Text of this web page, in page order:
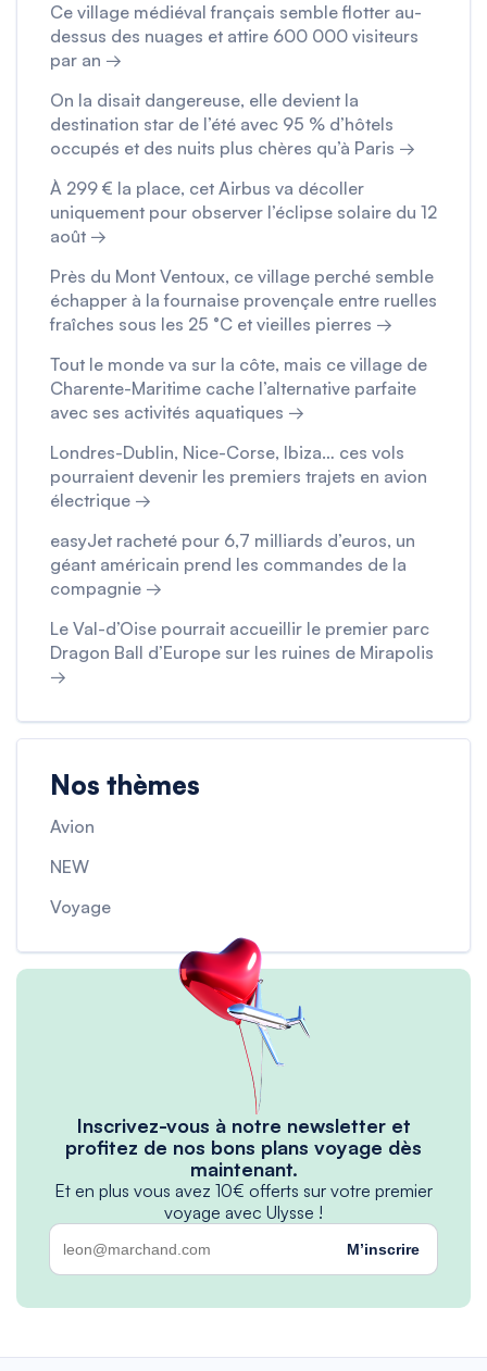
Ce village médiéval français semble flotter au-
dessus des nuages et attire 600 000 visiteurs
par an →
On la disait dangereuse, elle devient la
destination star de l’été avec 95 % d’hôtels
occupés et des nuits plus chères qu’à Paris →
À 299 € la place, cet Airbus va décoller
uniquement pour observer l’éclipse solaire du 12
août →
Près du Mont Ventoux, ce village perché semble
échapper à la fournaise provençale entre ruelles
fraîches sous les 25 °C et vieilles pierres →
Tout le monde va sur la côte, mais ce village de
Charente-Maritime cache l’alternative parfaite
avec ses activités aquatiques →
Londres-Dublin, Nice-Corse, Ibiza… ces vols
pourraient devenir les premiers trajets en avion
électrique →
easyJet racheté pour 6,7 milliards d’euros, un
géant américain prend les commandes de la
compagnie →
Le Val-d’Oise pourrait accueillir le premier parc
Dragon Ball d’Europe sur les ruines de Mirapolis
→
Nos thèmes
Avion
NEW
Voyage
Inscrivez-vous à notre newsletter et
profitez de nos bons plans voyage dès
maintenant.
Et en plus vous avez 10€ offerts sur votre premier
voyage avec Ulysse !
M’inscrire